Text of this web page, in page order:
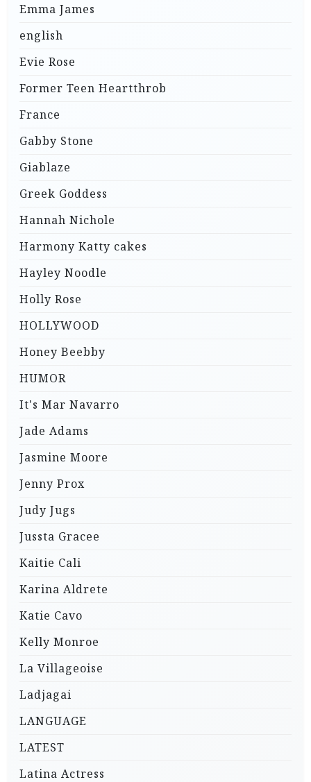
Emma James
english
Evie Rose
Former Teen Heartthrob
France
Gabby Stone
Giablaze
Greek Goddess
Hannah Nichole
Harmony Katty cakes
Hayley Noodle
Holly Rose
HOLLYWOOD
Honey Beebby
HUMOR
It's Mar Navarro
Jade Adams
Jasmine Moore
Jenny Prox
Judy Jugs
Jussta Gracee
Kaitie Cali
Karina Aldrete
Katie Cavo
Kelly Monroe
La Villageoise
Ladjagai
LANGUAGE
LATEST
Latina Actress